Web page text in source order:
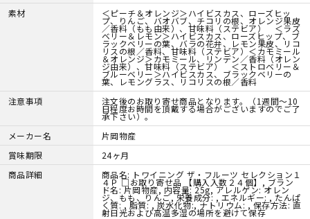
素材
＜ピーチ＆オレンジ＞ハイビスカス、ローズヒッ
プ、りんご、バオバブ、チコリの根、オレンジ果皮
／香料（もも由来）、甘味料（ステビア） ＜ラズ
ベリー＆レモン＞ハイビスカス、ローズヒップ、ブ
ラックベリーの葉、バラの花弁、レモン果皮、リコ
リスの根／香料、甘味料（ステビア）＜カモミール
＆オレンジ＞カモミール、リンデン／香料（オレン
ジ由来）、甘味料（ステビア） ＜ストロベリー＆
ブルーベリー＞ハイビスカス、ブラックベリーの
葉、レモングラス、リコリスの根／香料
注意事項
注文後のお取り寄せ商品となります。（1週間～10
日程度お時間を頂戴する場合がございますのでご了
承下さい）。
メーカー名
片岡物産
賞味期限
24ヶ月
商品詳細
商品名: トワイニング ザ・フルーツ セレクション１
４Ｐ □お取り寄せ品 【購入入数２４個】, ブラン
ド名: 片岡物産, 内容量: 25g, アレルゲン: オレン
ジ、もも、りんご, 栄養成分: , エネルギー: , たんぱ
く質: , 脂質: , 炭水化物:, ナトリウム: , 保存方法: 直
射日光および高温多湿の場所を避けて保存